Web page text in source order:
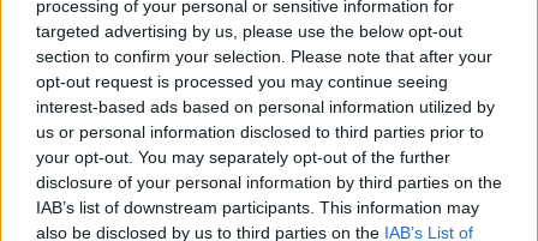
processing of your personal or sensitive information for
targeted advertising by us, please use the below opt-out
section to confirm your selection. Please note that after your
opt-out request is processed you may continue seeing
interest-based ads based on personal information utilized by
us or personal information disclosed to third parties prior to
your opt-out. You may separately opt-out of the further
disclosure of your personal information by third parties on the
IAB’s list of downstream participants. This information may
also be disclosed by us to third parties on the IAB’s List of
Žiūrimiausi įrašai
00:00:30
Vaizdai iš tragiškos avarijos Vilniaus r.: dviejų moterų ir
vaiko gyvybių išgelbėti nepavyko
Žinios | Lietuvos diena